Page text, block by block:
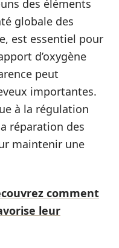
des éléments
globale des
est essentiel pour
d’oxygène
peut
importantes.
à la régulation
réparation des
maintenir une
comment
leur